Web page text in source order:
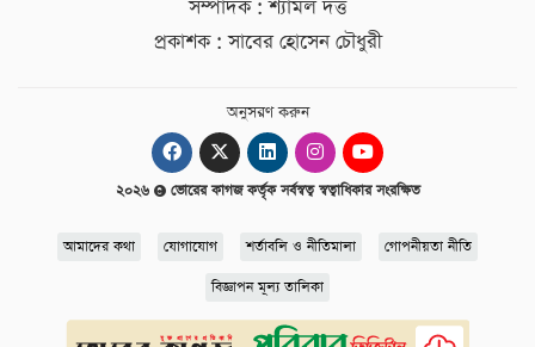
সম্পাদক : শ্যামল দত্ত
প্রকাশক : সাবের হোসেন চৌধুরী
অনুসরণ করুন
২০২৬ ভোরের কাগজ কর্তৃক সর্বস্বত্ব স্বত্বাধিকার সংরক্ষিত
আমাদের কথা যোগাযোগ শর্তাবলি ও নীতিমালা গোপনীয়তা নীতি
বিজ্ঞাপন মূল্য তালিকা